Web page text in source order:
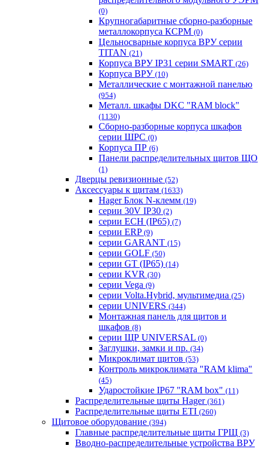
(0)
Крупногабаритные сборно-разборные
металлокорпуса КСРМ (0)
Цельносварные корпуса ВРУ серии
TITAN (21)
Корпуса ВРУ IP31 серии SMART (26)
Корпуса ВРУ (10)
Металлические с монтажной панелью
(954)
Металл. шкафы DKC "RAM block"
(1130)
Сборно-разборные корпуса шкафов
серии ШРС (0)
Корпуса ПР (6)
Панели распределительных щитов ЩО
(1)
Дверцы ревизионные (52)
Аксессуары к щитам (1633)
Hager Блок N-клемм (19)
серии 30V IP30 (2)
серии ECH (IP65) (7)
серии ERP (9)
серии GARANT (15)
серии GOLF (50)
серии GT (IP65) (14)
серии KVR (30)
серии Vega (9)
серии Volta.Hybrid, мультимедиа (25)
серии UNIVERS (344)
Монтажная панель для щитов и
шкафов (8)
серии ЩР UNIVERSAL (0)
Заглушки, замки и пр. (34)
Микроклимат щитов (53)
Контроль микроклимата "RAM klima"
(45)
Ударостойкие IP67 "RAM box" (11)
Распределительные щиты Hager (361)
Распределительные щиты ETI (260)
Щитовое оборудование (394)
Главные распределительные щиты ГРЩ (3)
Вводно-распределительные устройства ВРУ